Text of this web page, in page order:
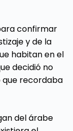
confirmar
y de la
habitan en el
decidió no
que recordaba
del árabe